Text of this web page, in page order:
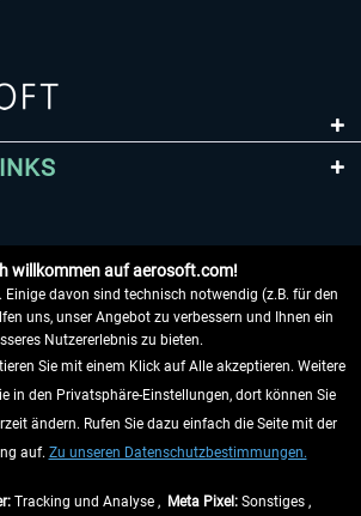
willkommen auf aerosoft.com!
Einige davon sind technisch notwendig (z.B. für den
uns, unser Angebot zu verbessern und Ihnen ein
Nutzererlebnis zu bieten.
Sie mit einem Klick auf Alle akzeptieren. Weitere
in den Privatsphäre-Einstellungen, dort können Sie
ändern. Rufen Sie dazu einfach die Seite mit der
auf. Zu unseren Datenschutzbestimmungen.
Tracking und Analyse , Meta Pixel:Sonstiges ,